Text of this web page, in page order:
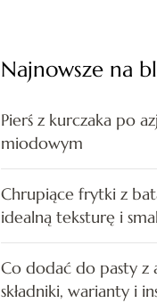
Najnowsze na
Pierś z kurczaka po
miodowym
Chrupiące frytki z
idealną teksturę i
Co dodać do pasty z
składniki, warianty i